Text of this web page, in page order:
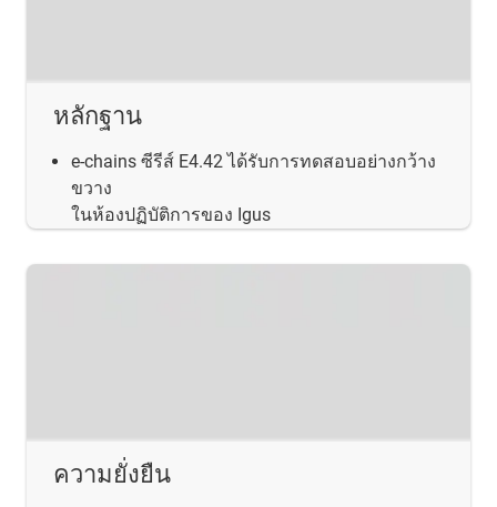
หลักฐาน
e-chains ซีรีส์ E4.42 ได้รับการทดสอบอย่างกว้าง
ขวาง
ในห้องปฏิบัติการของ Igus
ความยั่งยืน